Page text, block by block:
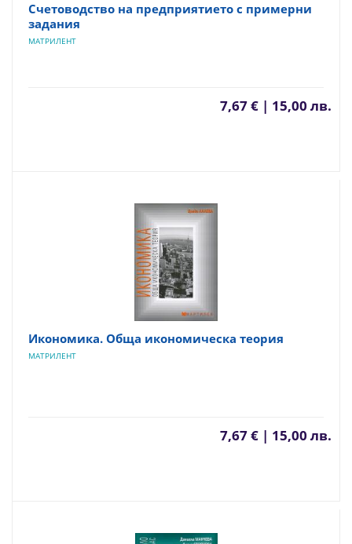
Счетоводство на предприятието с примерни
задания
МАТРИЛЕНТ
7,67 € | 15,00 лв.
Икономика. Обща икономическа теория
МАТРИЛЕНТ
7,67 € | 15,00 лв.